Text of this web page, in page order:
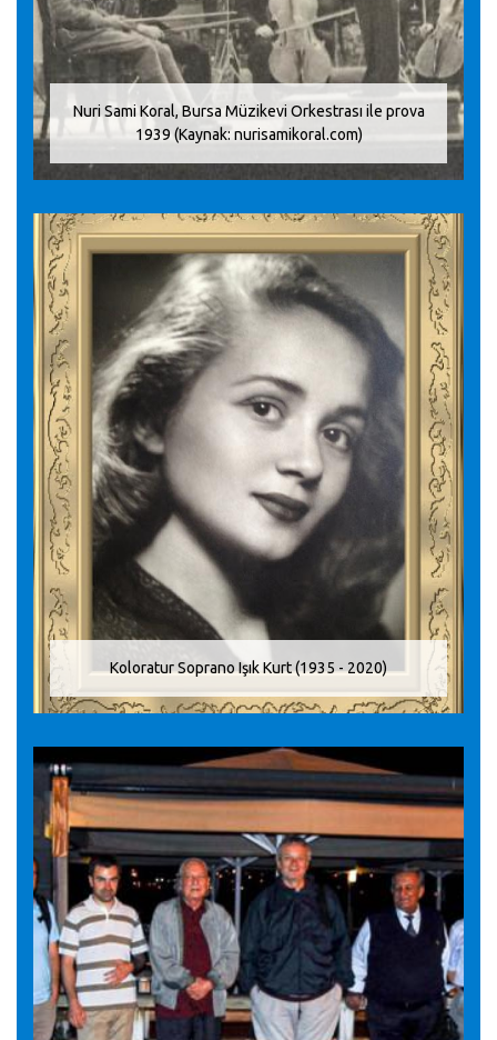
Nuri Sami Koral, Bursa Müzikevi Orkestrası ile prova
1939 (Kaynak: nurisamikoral.com)
Koloratur Soprano Işık Kurt (1935 - 2020)